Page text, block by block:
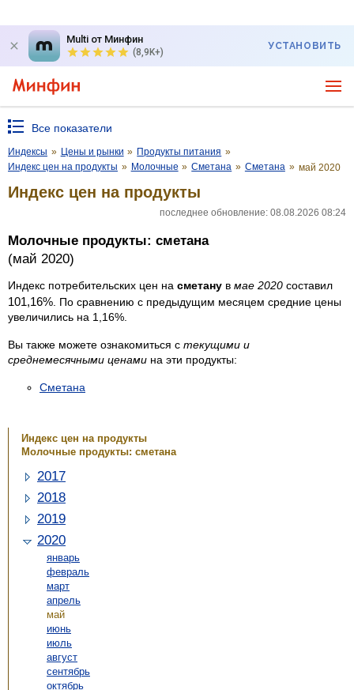
Multi от Минфин
(8,9K+)
УСТАНОВИТЬ
Все показатели
Индексы » Цены и рынки » Продукты питания »
Индекс цен на продукты » Молочные » Сметана » Сметана » май 2020
Индекс цен на продукты
последнее обновление: 08.08.2026 08:24
Молочные продукты: сметана
(май 2020)
Индекс потребительских цен на сметану в мае 2020 составил
101,16% . По сравнению с предыдущим месяцем средние цены
увеличились на 1,16%.
Вы также можете ознакомиться с текущими и
среднемесячными ценами на эти продукты:
Сметана
Индекс цен на продукты
Молочные продукты: сметана
2017
2018
2019
2020
январь
февраль
март
апрель
май
июнь
июль
август
сентябрь
октябрь